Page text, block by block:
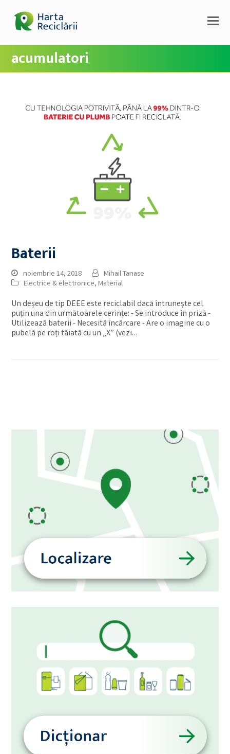
acumulatori
Baterii
noiembrie 14, 2018
Mihail Tanase
Electrice & electronice,Material
Un deșeu de tip DEEE este reciclabil dacă întrunește cel
puțin una din următoarele cerințe: - Se introduce în priză -
Utilizează baterii - Necesită încărcare - Are o imagine cu o
pubelă pe roți tăiată cu un „X” (vezi…